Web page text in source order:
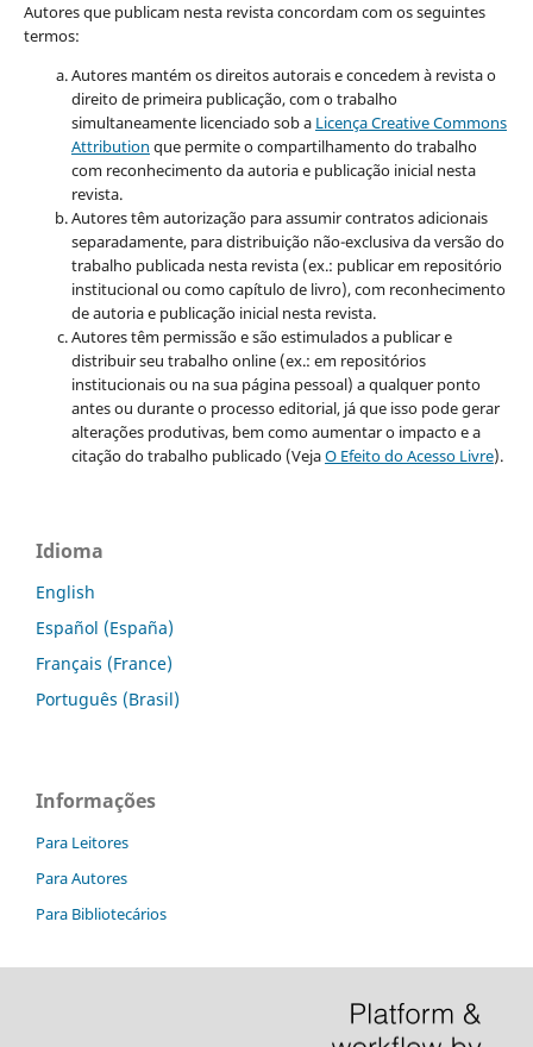
Autores que publicam nesta revista concordam com os seguintes
termos:
Autores mantém os direitos autorais e concedem à revista o
direito de primeira publicação, com o trabalho
simultaneamente licenciado sob a Licença Creative Commons
Attribution que permite o compartilhamento do trabalho
com reconhecimento da autoria e publicação inicial nesta
revista.
Autores têm autorização para assumir contratos adicionais
separadamente, para distribuição não-exclusiva da versão do
trabalho publicada nesta revista (ex.: publicar em repositório
institucional ou como capítulo de livro), com reconhecimento
de autoria e publicação inicial nesta revista.
Autores têm permissão e são estimulados a publicar e
distribuir seu trabalho online (ex.: em repositórios
institucionais ou na sua página pessoal) a qualquer ponto
antes ou durante o processo editorial, já que isso pode gerar
alterações produtivas, bem como aumentar o impacto e a
citação do trabalho publicado (VejaO Efeito do Acesso Livre).
Idioma
English
Español (España)
Français (France)
Português (Brasil)
Informações
Para Leitores
Para Autores
Para Bibliotecários